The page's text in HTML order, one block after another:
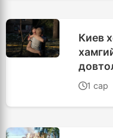
Киев
1 сар